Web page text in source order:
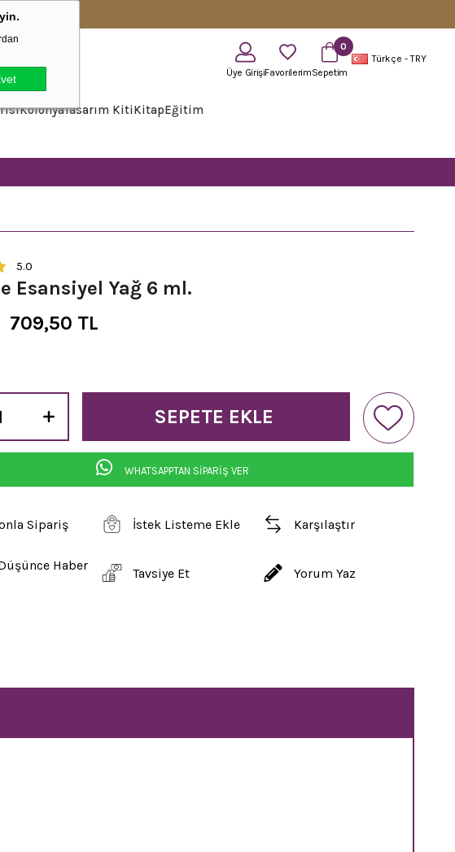
KolonyaTasarım KitiKitapEğitim
Üye GirişiFavorilerimSepetim
0
Türkçe - TRY
5.0
Esansiyel Yağ 6 ml.
709,50 TL
WHATSAPPTAN SİPARİŞ VER
Sipariş İstek Listeme Ekle Karşılaştır
Haber
Tavsiye Et Yorum Yaz